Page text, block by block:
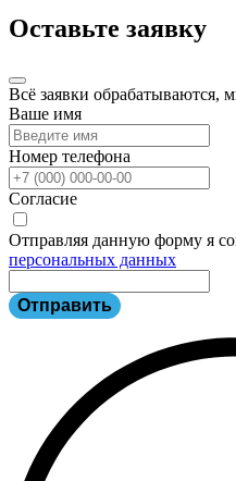
Оставьте заявку
Всё заявки обрабатываются,
Ваше имя
Номер телефона
Согласие
Отправляя данную форму я
персональных данных
Отправить